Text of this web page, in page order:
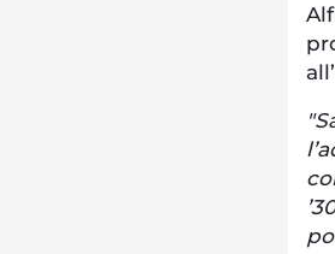
’30